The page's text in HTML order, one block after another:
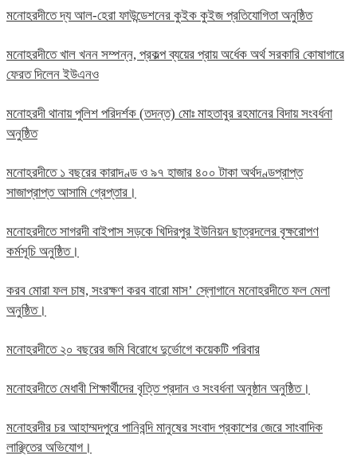
মনোহরদীতে দ্য আল-হেরা ফাউন্ডেশনের কুইক কুইজ প্রতিযোগিতা অনুষ্ঠিত
মনোহরদীতে খাল খনন সম্পন্ন, প্রকল্প ব্যয়ের প্রায় অর্ধেক অর্থ সরকারি কোষাগারে
ফেরত দিলেন ইউএনও
মনোহরদী থানায় পুলিশ পরিদর্শক (তদন্ত) মোঃ মাহতাবুর রহমানের বিদায় সংবর্ধনা
অনুষ্ঠিত
মনোহরদীতে ১ বছরের কারাদণ্ড ও ৯৭ হাজার ৪০০ টাকা অর্থদণ্ডপ্রাপ্ত
সাজাপ্রাপ্ত আসামি গ্রেপ্তার।
মনোহরদীতে সাগরদী বাইপাস সড়কে খিদিরপুর ইউনিয়ন ছাত্রদলের বৃক্ষরোপণ
কর্মসূচি অনুষ্ঠিত।
করব মোরা ফল চাষ, সংরক্ষণ করব বারো মাস’ স্লোগানে মনোহরদীতে ফল মেলা
অনুষ্ঠিত।
মনোহরদীতে ২০ বছরের জমি বিরোধে দুর্ভোগে কয়েকটি পরিবার
মনোহরদীতে মেধাবী শিক্ষার্থীদের বৃত্তি প্রদান ও সংবর্ধনা অনুষ্ঠান অনুষ্ঠিত।
মনোহরদীর চর আহাম্মদপুরে পানিবন্দি মানুষের সংবাদ প্রকাশের জেরে সাংবাদিক
লাঞ্ছিতের অভিযোগ।